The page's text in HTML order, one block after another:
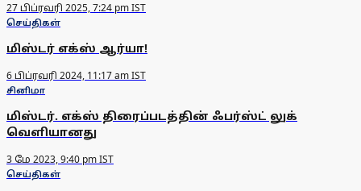
27 பிப்ரவரி 2025, 7:24 pm IST
செய்திகள்
மிஸ்டர் எக்ஸ் ஆர்யா!
6 பிப்ரவரி 2024, 11:17 am IST
சினிமா
மிஸ்டர். எக்ஸ் திரைப்படத்தின் ஃபர்ஸ்ட் லுக்
வெளியானது
3 மே 2023, 9:40 pm IST
செய்திகள்